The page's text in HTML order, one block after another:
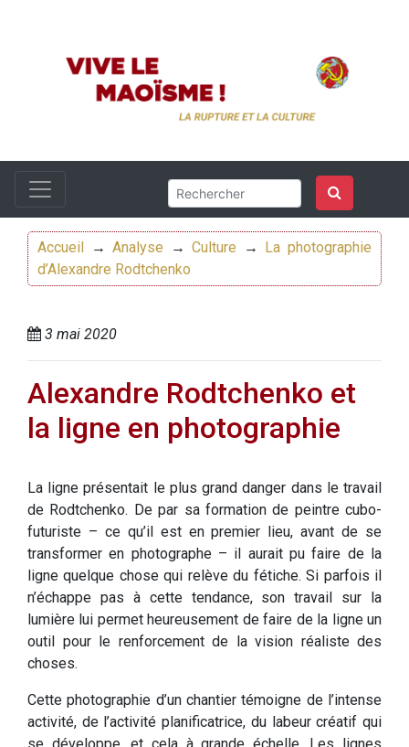
Accueil →Analyse →Culture →
La photographie
d’Alexandre Rodtchenko
3 mai 2020
Alexandre Rodtchenko et
la ligne en photographie
La ligne présentait le plus grand danger dans le travail
de Rodtchenko. De par sa formation de peintre cubo-
futuriste – ce qu’il est en premier lieu, avant de se
transformer en photographe – il aurait pu faire de la
ligne quelque chose qui relève du fétiche. Si parfois il
n’échappe pas à cette tendance, son travail sur la
lumière lui permet heureusement de faire de la ligne un
outil pour le renforcement de la vision réaliste des
choses.
Cette photographie d’un chantier témoigne de l’intense
activité, de l’activité planificatrice, du labeur créatif qui